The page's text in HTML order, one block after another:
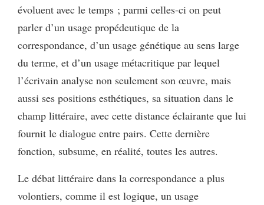
évoluent avec le temps ; parmi celles-ci on peut
parler d’un usage propédeutique de la
correspondance, d’un usage génétique au sens large
du terme, et d’un usage métacritique par lequel
l’écrivain analyse non seulement son œuvre, mais
aussi ses positions esthétiques, sa situation dans le
champ littéraire, avec cette distance éclairante que lui
fournit le dialogue entre pairs. Cette dernière
fonction, subsume, en réalité, toutes les autres.
Le débat littéraire dans la correspondance a plus
volontiers, comme il est logique, un usage